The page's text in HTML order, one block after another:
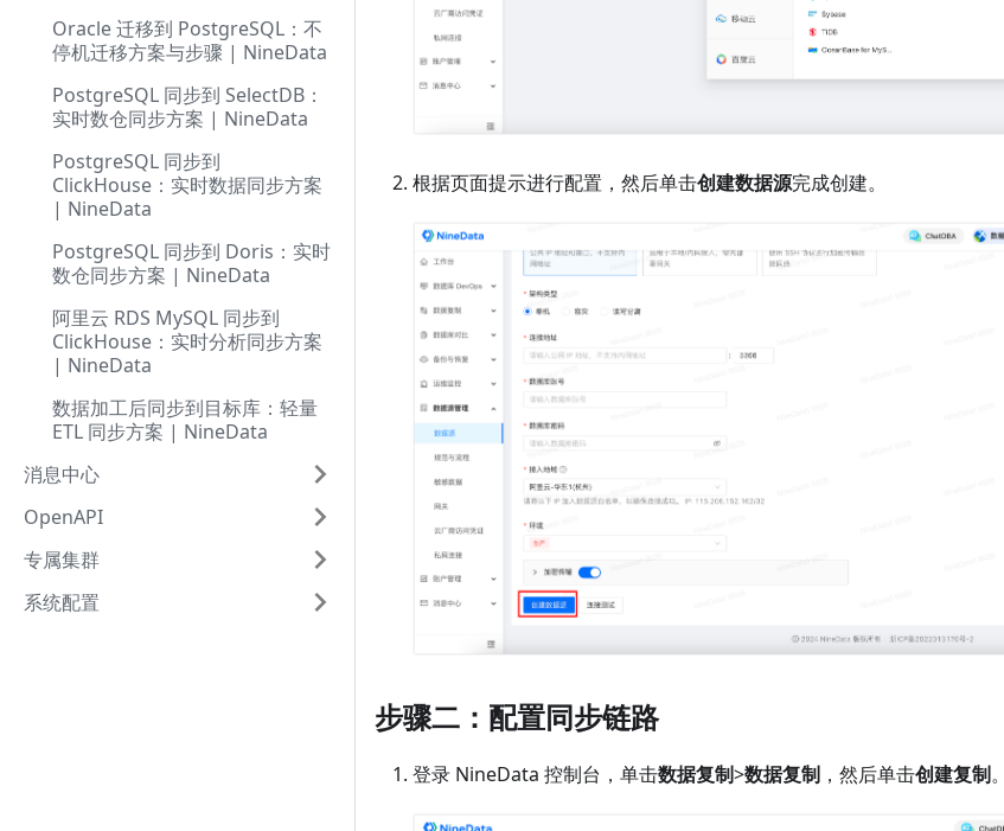
Oracle 迁移到 PostgreSQL：不
停机迁移方案与步骤 | NineData
PostgreSQL 同步到 SelectDB：
实时数仓同步方案 | NineData
PostgreSQL 同步到
ClickHouse：实时数据同步方案
| NineData
PostgreSQL 同步到 Doris：实时
数仓同步方案 | NineData
阿里云 RDS MySQL 同步到
ClickHouse：实时分析同步方案
| NineData
数据加工后同步到目标库：轻量
ETL 同步方案 | NineData
消息中心
OpenAPI
专属集群
系统配置
根据页面提示进行配置，然后单击创建数据源完成创建。
步骤二：配置同步链路
登录 NineData 控制台，单击数据复制>数据复制 ，然后单击创建复制。